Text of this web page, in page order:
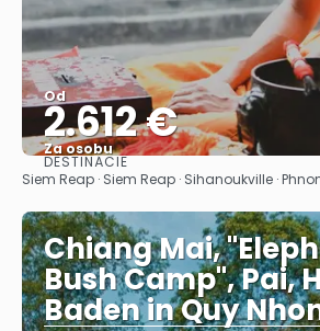
Od
2.612 €
Za osobu
Pozrieť sa
DESTINÁCIE
Siem Reap · Siem Reap · Sihanoukville ·
Chiang Mai,
Bush Camp", Pai,
Baden in Quy